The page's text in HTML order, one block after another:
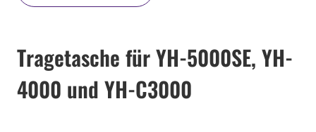
Tragetasche für YH-5000SE, YH-
4000 und YH-C3000